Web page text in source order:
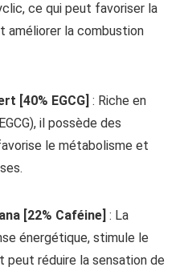
ce qui peut favoriser la
améliorer la combustion
[40% EGCG] : Riche en
il possède des
le métabolisme et
[22% Caféine] : La
énergétique, stimule le
réduire la sensation de